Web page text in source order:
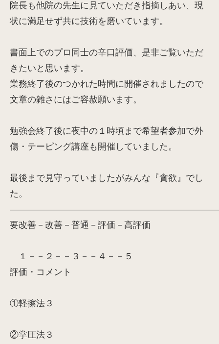
院長も他院の先生に見ていただき指摘しあい、現
状に満足せず共に技術を磨いています。
書面上でのプロ同士の辛口評価、是非ご覧いただ
きたいと思います。
業務終了後のつかれた時間に開催されましたので
文章の雑さにはご容赦願います。
勉強会終了後に夜中の１時頃まで希望者参加で外
傷・テーピング講座も開催していました。
最後まで見守っていましたがみんな『貪欲』でし
た。
要改善－改善－普通－評価－高評価
１－－２－－３－－４－－５
評価・コメント
①軽擦法３
②掌圧法３